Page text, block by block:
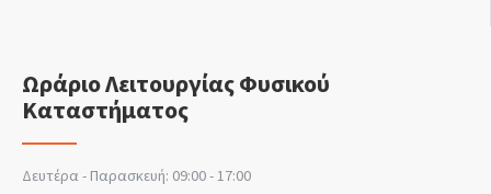
Ωράριο Λειτουργίας Φυσικού
Καταστήματος
Δευτέρα - Παρασκευή: 09:00 - 17:00